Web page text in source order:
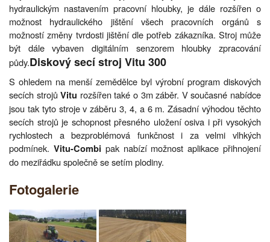
hydraulickým nastavením pracovní hloubky, je dále rozšířen o
možnost hydraulického jištění všech pracovních orgánů s
možností změny tvrdosti jištění dle potřeb zákazníka. Stroj může
být dále vybaven digitálním senzorem hloubky zpracování
půdy.Diskový secí stroj Vitu 300
S ohledem na menší zemědělce byl výrobní program diskových
secích strojůVitu rozšířen také o 3m záběr. V současné nabídce
jsou tak tyto stroje v záběru 3, 4, a 6 m. Zásadní výhodou těchto
secích strojů je schopnost přesného uložení osiva i při vysokých
rychlostech a bezproblémová funkčnost i za velmi vlhkých
podmínek. Vitu-Combi pak nabízí možnost aplikace přihnojení
do meziřádku společně se setím plodiny.
Fotogalerie